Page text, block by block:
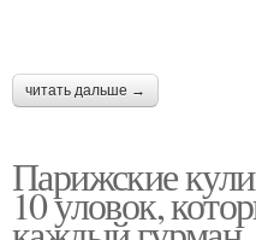
читать дальше →
Парижские
10 уловок,